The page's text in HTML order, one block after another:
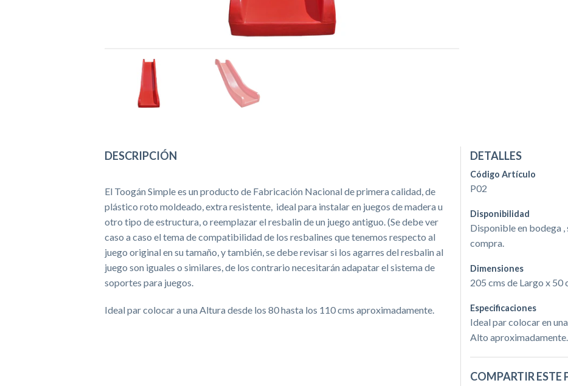
DESCRIPCIÓN
El Toogán Simple es un producto de Fabricación Nacional de primera calidad, de
plástico roto moldeado, extra resistente, ideal para instalar en juegos de madera u
otro tipo de estructura, o reemplazar el resbalin de un juego antiguo. (Se debe ver
caso a caso el tema de compatibilidad de los resbalines que tenemos respecto al
juego original en su tamaño, y también, se debe revisar si los agarres del resbalin al
juego son iguales o similares, de los contrario necesitarán adapatar el sistema de
soportes para juegos.
Ideal par colocar a una Altura desde los 80 hasta los 110 cms aproximadamente.
DETALLES
Código Artículo
P02
Disponibilidad
Disponible en bodega
compra.
Dimensiones
205 cms de Largo x 50
Especificaciones
Ideal par colocar en
Alto
COMPARTIR ESTE